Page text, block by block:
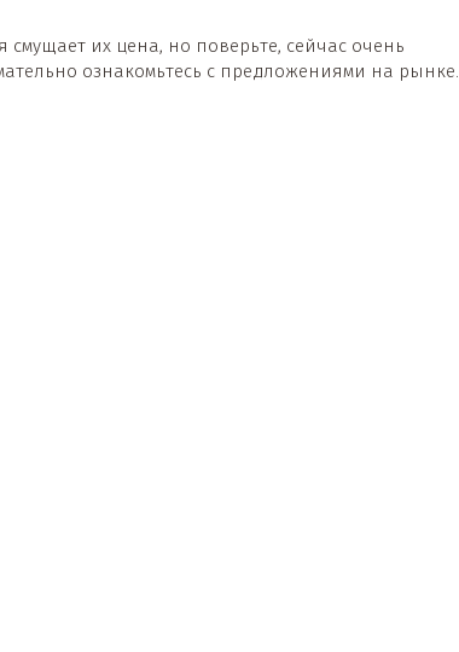
их цена, но поверьте, сейчас очень
ознакомьтесь с предложениями на рынке.